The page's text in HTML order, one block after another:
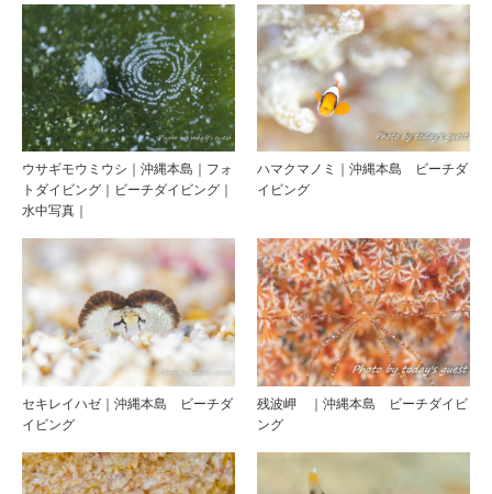
ウサギモウミウシ｜沖縄本島｜フォ
トダイビング｜ビーチダイビング｜
水中写真｜
ハマクマノミ｜沖縄本島 ビーチダ
イビング
セキレイハゼ｜沖縄本島 ビーチダ
イビング
残波岬 ｜沖縄本島 ビーチダイビ
ング